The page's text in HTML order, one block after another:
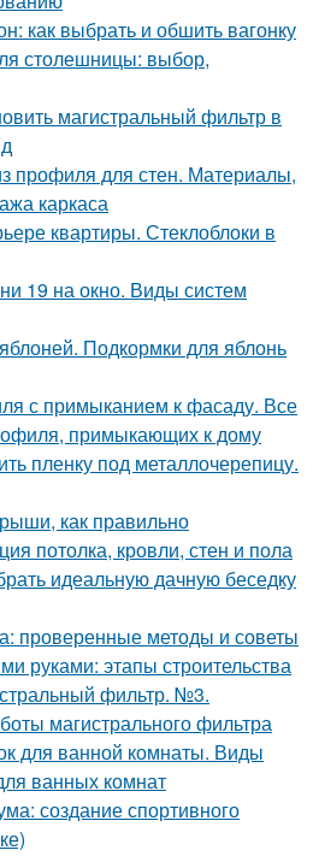
как выбрать и обшить вагонку
столешницы: выбор,
магистральный фильтр в
профиля для стен. Материалы,
каркаса
квартиры. Стеклоблоки в
19 на окно. Виды систем
Подкормки для яблонь
с примыканием к фасаду. Все
примыкающих к дому
пленку под металлочерепицу.
как правильно
потолка, кровли, стен и пола
идеальную дачную беседку
проверенные методы и советы
руками: этапы строительства
фильтр. №3.
магистрального фильтра
для ванной комнаты. Виды
ванных комнат
создание спортивного